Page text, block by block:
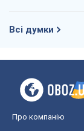
Всі думки
Про компанію